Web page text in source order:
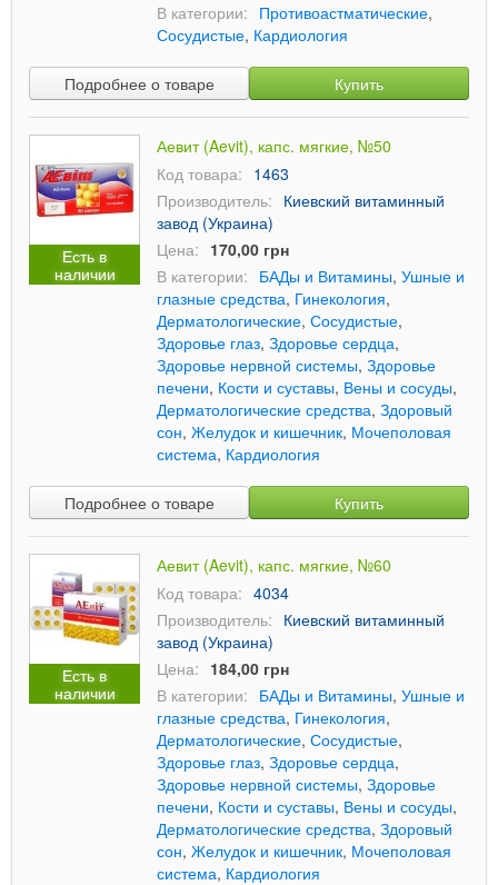
В категории: Противоастматические,
Сосудистые, Кардиология
Подробнее о товаре Купить
Есть в
наличии
Аевит (Aevit), капс. мягкие, №50
Код товара: 1463
Производитель: Киевский витаминный
завод (Украина)
Цена: 170,00 грн
В категории: БАДы и Витамины, Ушные и
глазные средства, Гинекология,
Дерматологические, Сосудистые,
Здоровье глаз, Здоровье сердца,
Здоровье нервной системы, Здоровье
печени, Кости и суставы, Вены и сосуды,
Дерматологические средства, Здоровый
сон, Желудок и кишечник, Мочеполовая
система, Кардиология
Подробнее о товаре Купить
Есть в
наличии
Аевит (Aevit), капс. мягкие, №60
Код товара: 4034
Производитель: Киевский витаминный
завод (Украина)
Цена: 184,00 грн
В категории: БАДы и Витамины, Ушные и
глазные средства, Гинекология,
Дерматологические, Сосудистые,
Здоровье глаз, Здоровье сердца,
Здоровье нервной системы, Здоровье
печени, Кости и суставы, Вены и сосуды,
Дерматологические средства, Здоровый
сон, Желудок и кишечник, Мочеполовая
система, Кардиология